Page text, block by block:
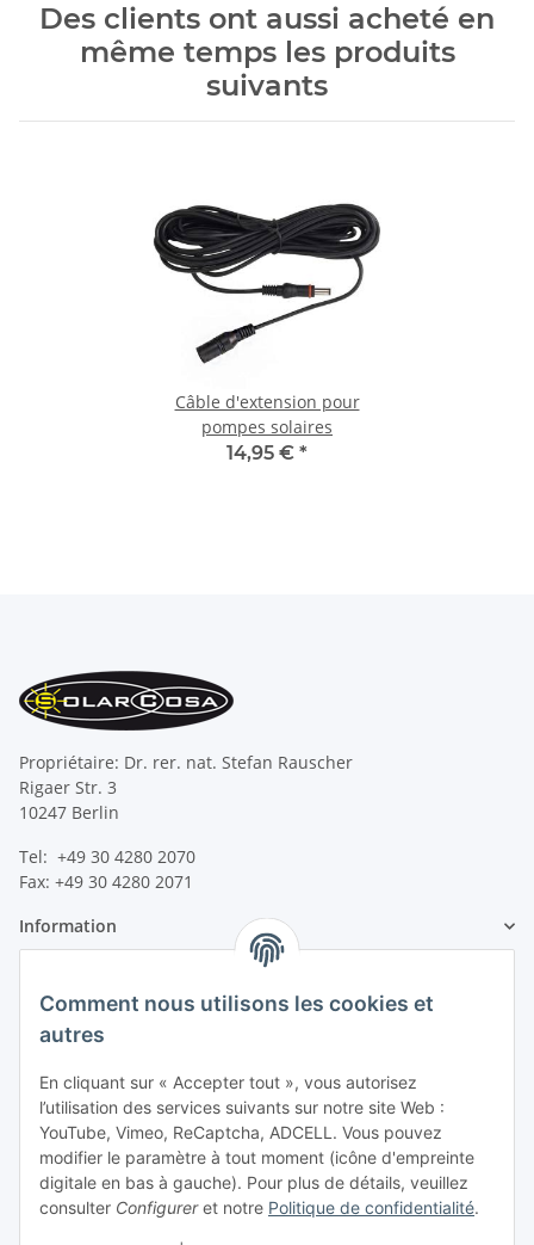
Comment nous utilisons les cookies et
autres
En cliquant sur « Accepter tout », vous autorisez
l’utilisation des services suivants sur notre site Web :
YouTube, Vimeo, ReCaptcha, ADCELL. Vous pouvez
modifier le paramètre à tout moment (icône d'empreinte
digitale en bas à gauche). Pour plus de détails, veuillez
consulter Configureret notre Politique de confidentialité.
Des clients ont aussi acheté en
même temps les produits
suivants
Câble d'extension pour
pompes solaires
14,95 € *
Propriétaire: Dr. rer. nat. Stefan Rauscher
Rigaer Str. 3
10247 Berlin
Tel: +49 30 4280 2070
Fax: +49 30 4280 2071
Information
Information légale